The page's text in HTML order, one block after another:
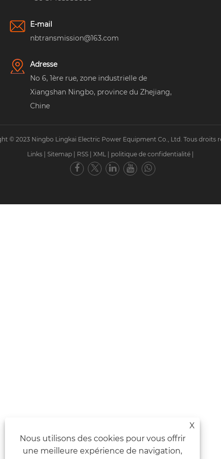
E-mail
nbtransmission@163.com
Adresse
No 6, 1ère rue, zone industrielle de
Xiangshan Ningbo, province du Zhejiang,
Chine
© 2023 Ningbo Lingkai Electric Power Equipment Co., Ltd. Tous droits
Links
Sitemap RSS XML politique de confidentialité
X
Nous utilisons des cookies pour vous offrir
une meilleure expérience de navigation,